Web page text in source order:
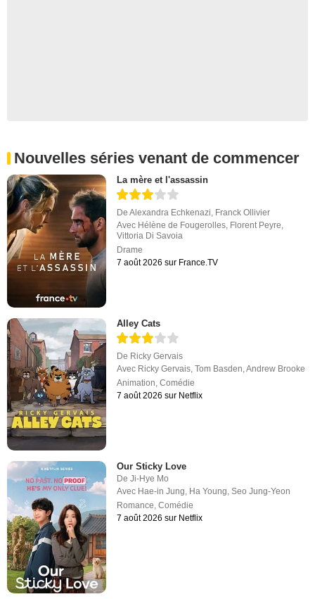
Nouvelles séries venant de commencer
La mère et l'assassin
DeAlexandra Echkenazi, Franck Ollivier
Avec Hélène de Fougerolles, Florent Peyre,
Vittoria Di Savoia
Drame
7 août 2026 sur France.TV
Alley Cats
De Ricky Gervais
Avec Ricky Gervais ,Tom Basden ,Andrew Brooke
Animation ,Comédie
7 août 2026 sur Netflix
Our Sticky Love
DeJi-Hye Mo
Avec Hae-in Jung, Ha Young,Seo Jung-Yeon
Romance,Comédie
7 août 2026 sur Netflix